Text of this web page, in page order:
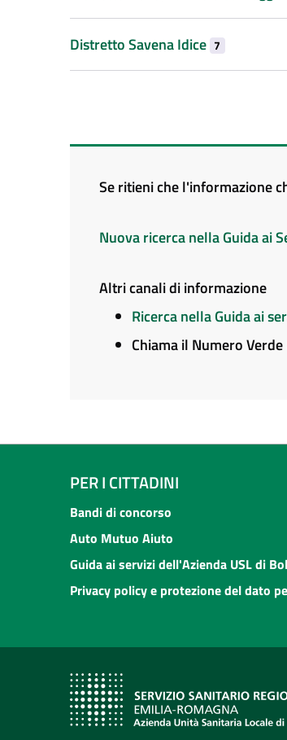
Distretto Savena Idice 7
Se ritieni che l'informazione
Nuova ricerca nella Guida ai
Altri canali di informazione
Ricerca nella Guida ai
Chiama il Numero
PER I CITTADINI
Bandi di concorso
Auto Mutuo Aiuto
Guida ai servizi dell'Azienda USL di
Privacy policy e protezione del dato